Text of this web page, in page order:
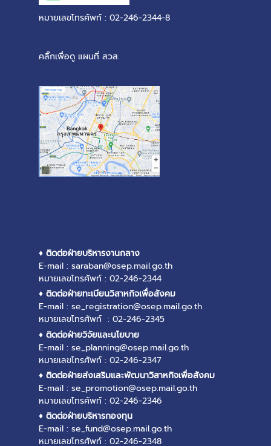
หมายเลขโทรศัพท์ : 02-246-2344-8
คลิ๊กเพื่อดู แผนที่ สวส.
♦ ติดต่อฝ่ายบริหารงานกลาง
E-mail : saraban@osep.mail.go.th
หมายเลขโทรศัพท์ : 02-246-2344
♦ ติดต่อฝ่ายทะเบียนวิสาหกิจเพื่อสังคม
E-mail : se_registration@osep.mail.go.th
หมายเลขโทรศัพท์ : 02-246-2345
♦ ติดต่อฝ่ายวิจัยและนโยบาย
E-mail : se_planning@osep.mail.go.th
หมายเลขโทรศัพท์ : 02-246-2347
♦ ติดต่อฝ่ายส่งเสริมและพัฒนาวิสาหกิจเพื่อสังคม
E-mail : se_promotion@osep.mail.go.th
หมายเลขโทรศัพท์ : 02-246-2346
♦ ติดต่อฝ่ายบริหารกองทุน
E-mail : se_fund@osep.mail.go.th
หมายเลขโทรศัพท์ : 02-246-2348